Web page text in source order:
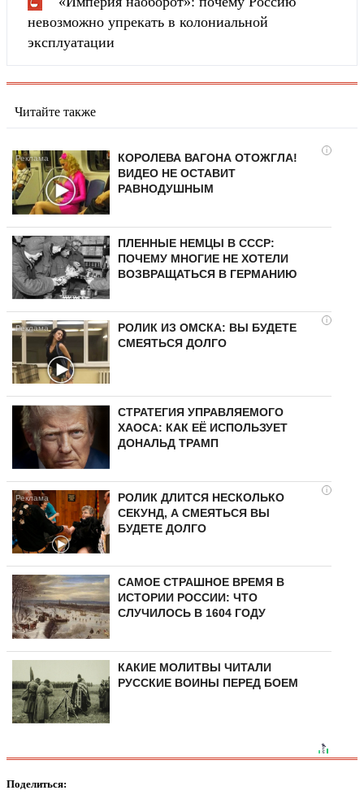
невозможно упрекать в колониальной
эксплуатации
Читайте также
i
КОРОЛЕВА ВАГОНА ОТОЖГЛА!
ВИДЕО НЕ ОСТАВИТ
РАВНОДУШНЫМ
ПЛЕННЫЕ НЕМЦЫ В СССР:
ПОЧЕМУ МНОГИЕ НЕ ХОТЕЛИ
ВОЗВРАЩАТЬСЯ В ГЕРМАНИЮ
i
РОЛИК ИЗ ОМСКА: ВЫ БУДЕТЕ
СМЕЯТЬСЯ ДОЛГО
СТРАТЕГИЯ УПРАВЛЯЕМОГО
ХАОСА: КАК ЕЁ ИСПОЛЬЗУЕТ
ДОНАЛЬД ТРАМП
i
РОЛИК ДЛИТСЯ НЕСКОЛЬКО
СЕКУНД, А СМЕЯТЬСЯ ВЫ
БУДЕТЕ ДОЛГО
САМОЕ СТРАШНОЕ ВРЕМЯ В
ИСТОРИИ РОССИИ: ЧТО
СЛУЧИЛОСЬ В 1604 ГОДУ
КАКИЕ МОЛИТВЫ ЧИТАЛИ
РУССКИЕ ВОИНЫ ПЕРЕД БОЕМ
Поделиться: